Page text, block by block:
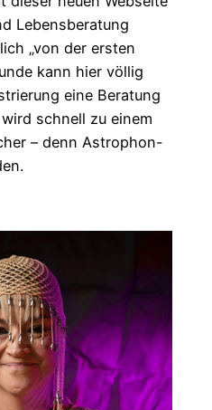
Lebensberatung
„von der ersten
kann hier völlig
eine Beratung
schnell zu einem
– denn Astrophon-